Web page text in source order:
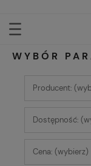
WYBÓR
Producent:
Dostępność:
Cena: (wybierz)